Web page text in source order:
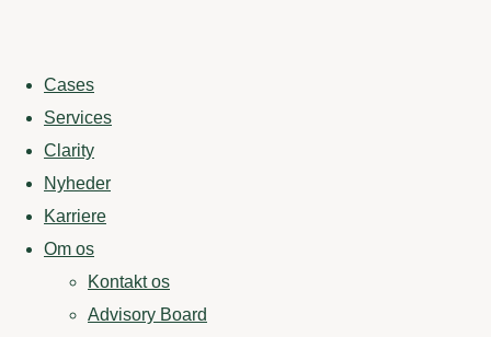
Cases
Services
Clarity
Nyheder
Karriere
Om os
Kontakt os
Advisory Board